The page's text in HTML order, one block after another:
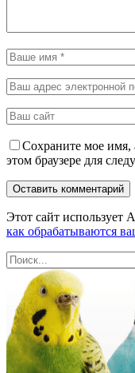
Сохраните мое имя,
этом браузере для
Этот сайт использует
как обрабатываются